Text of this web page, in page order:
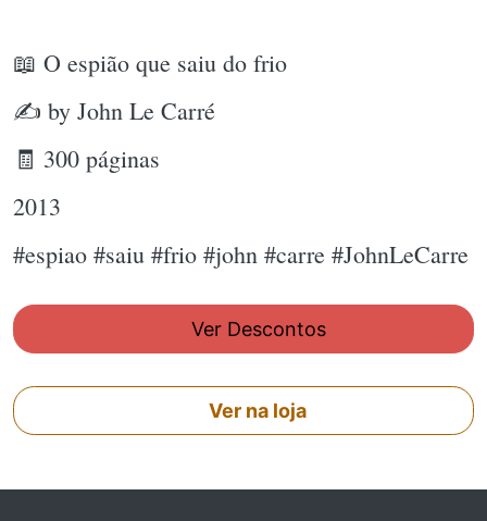
📖 O espião que saiu do frio
✍ by John Le Carré
🧾 300 páginas
2013
#espiao #saiu #frio #john #carre #JohnLeCarre
Ver Descontos
Ver na loja